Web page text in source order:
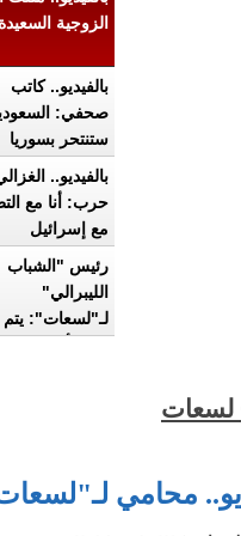
الزوجية السعيدة
بالفيديو.. كاتب
صحفي:
ستنتحر بسوريا
ومصيرها مثل
بالفيديو..
حرب: أنا مع
مع إسرائيل
رئيس "الشباب
الليبرالي"
لـ"لسعات": يتم
سد النهضة
لسعات
محامي